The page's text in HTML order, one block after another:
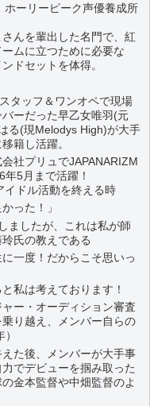
ホーリーピーク声優養成所
んを輩出した名門で、紅
ムに立つために必要な
ドセットを体得。
タッフ＆ワンオペで現場
ーだった早乙女唯羽(元
る(現Melodys High)が大手
籍し活躍。
社プリュでJAPANARIZM
5月まで活躍！
イドル活動を終える時
った！」
ましたが、これは私が師
氏の教えである
に一度！だからこそ思いっ
私は考えております！
ー・オーディション審査
り越え、メンバー自らの
た後、メンバーが大手事
でデビューを掴み取った
金本監督や中畑監督のよ